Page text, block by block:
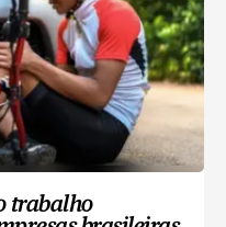
trabalho